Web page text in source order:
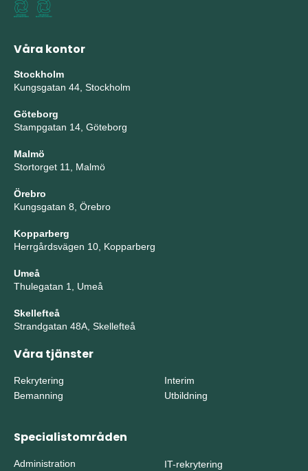
Våra kontor
Stockholm
Kungsgatan 44, Stockholm
Göteborg
Stampgatan 14, Göteborg
Malmö
Stortorget 11, Malmö
Örebro
Kungsgatan 8, Örebro
Kopparberg
Herrgårdsvägen 10, Kopparberg
Umeå
Thulegatan 1, Umeå
Skellefteå
Strandgatan 48A, Skellefteå
Våra tjänster
Rekrytering
Bemanning
Interim
Utbildning
Specialistområden
Administration
IT-rekrytering